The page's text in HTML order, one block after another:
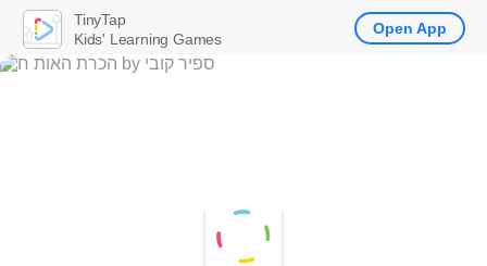
TinyTap
Kids' Learning Games
Open App